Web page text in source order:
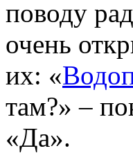
поводу
очень
их: «
там?» –
«Да».